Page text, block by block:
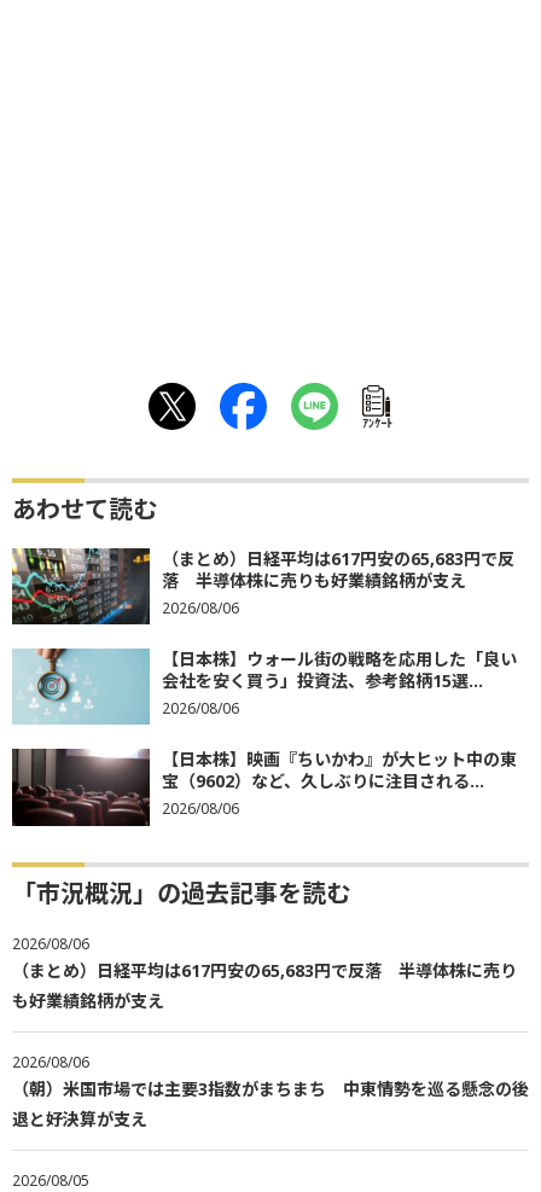
ｱﾝｹｰﾄ
あわせて読む
（まとめ）日経平均は617円安の65,683円で反
落 半導体株に売りも好業績銘柄が支え
2026/08/06
【日本株】ウォール街の戦略を応用した「良い
会社を安く買う」投資法、参考銘柄15選...
2026/08/06
【日本株】映画『ちいかわ』が大ヒット中の東
宝（9602）など、久しぶりに注目される...
2026/08/06
「市況概況」の過去記事を読む
2026/08/06
（まとめ）日経平均は617円安の65,683円で反落 半導体株に売り
も好業績銘柄が支え
2026/08/06
（朝）米国市場では主要3指数がまちまち 中東情勢を巡る懸念の後
退と好決算が支え
2026/08/05